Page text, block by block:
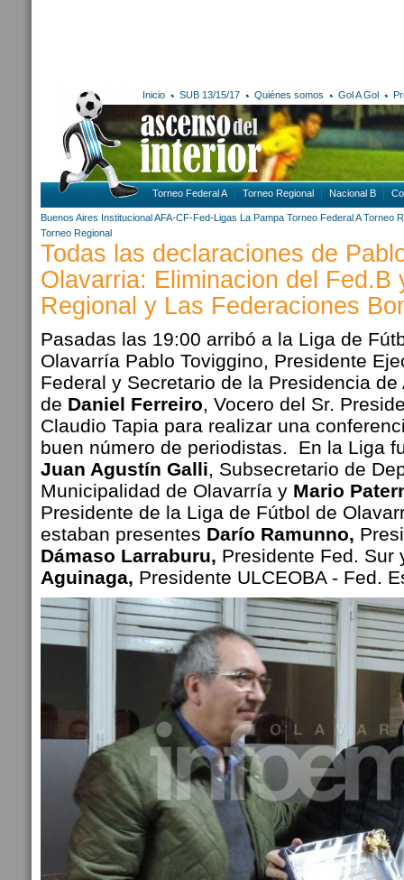
Inicio SUB 13/15/17 Quiénes somos Gol A Gol
Torneo Federal A Torneo Regional Nacional B
Buenos Aires Institucional AFA-CF-Fed-Ligas La Pampa Torneo Federal A Torneo
Torneo Regional
Todas las declaraciones de
Olavarria: Eliminacion del Fed.B
Regional y Las Federaciones
Pasadas las 19:00 arribó a la Liga de
Olavarría Pablo Toviggino, Presidente
Federal y Secretario de la Presidencia de
de Daniel Ferreiro, Vocero del Sr.
Claudio Tapia para realizar una
buen número de periodistas. En la Liga
Juan Agustín Galli, Subsecretario de
Municipalidad de Olavarría y Mario
Presidente de la Liga de Fútbol de
estaban presentes Darío Ramunno,
Dámaso Larraburu, Presidente Fed. Sur
Aguinaga, Presidente ULCEOBA - Fed.